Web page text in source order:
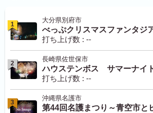
1
大分県別府市
べっぷクリスマスファンタジ
打ち上げ数 : --
2
長崎県佐世保市
ハウステンボス サマーナイ
打ち上げ数 : --
3
沖縄県名護市
第44回名護まつり～青空市と